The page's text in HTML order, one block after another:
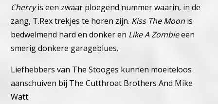
Cherryis een zwaar ploegend nummer waarin, in de
zang, T.Rex trekjes te horen zijn. Kiss The Moon is
bedwelmend hard en donker en Like A Zombieeen
smerig donkere garageblues.
Liefhebbers van The Stooges kunnen moeiteloos
aanschuiven bij The Cutthroat Brothers And Mike
Watt.